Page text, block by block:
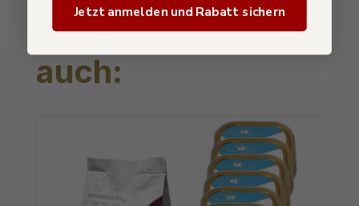
Produktgalerie überspringen
Kunden kauften
auch:
Jetzt anmelden und Rabatt sichern